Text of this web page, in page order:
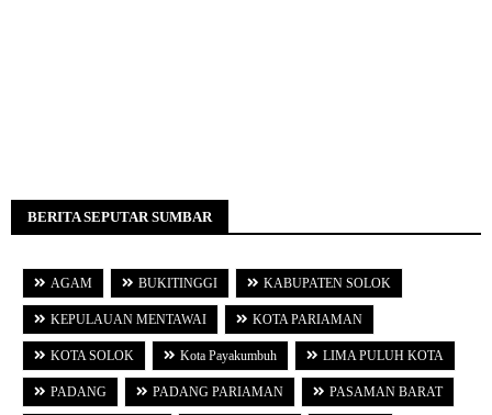
BERITA SEPUTAR SUMBAR
AGAM BUKITINGGI KABUPATEN SOLOK
KEPULAUAN MENTAWAI KOTA PARIAMAN
KOTA SOLOK Kota Payakumbuh LIMA PULUH KOTA
PADANG PADANG PARIAMAN PASAMAN BARAT